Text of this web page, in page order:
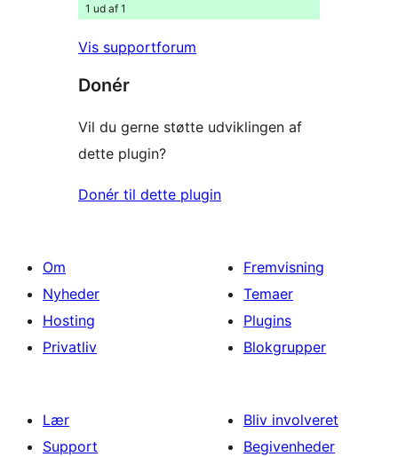
1 ud af 1
Vis supportforum
Donér
Vil du gerne støtte udviklingen af
dette plugin?
Donér til dette plugin
Om
Nyheder
Hosting
Privatliv
Fremvisning
Temaer
Plugins
Blokgrupper
Lær
Support
Bliv involveret
Begivenheder